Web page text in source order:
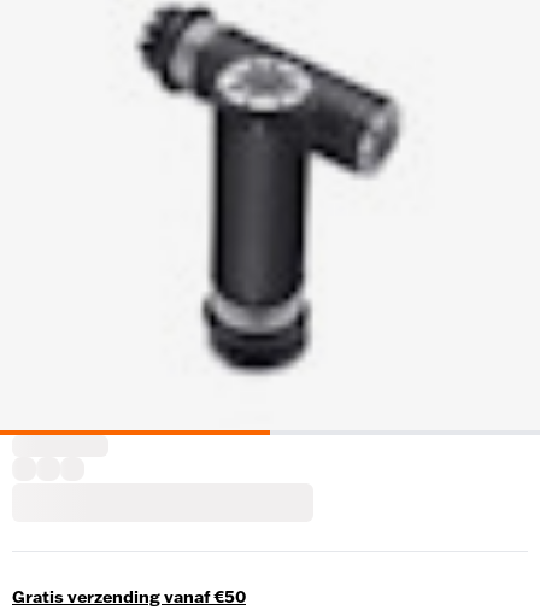
Gratis verzending vanaf €50